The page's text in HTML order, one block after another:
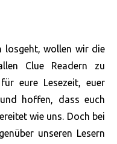
losgeht, wollen wir die
Clue Readern zu
eure Lesezeit, euer
hoffen, dass euch
wie uns. Doch bei
unseren Lesern